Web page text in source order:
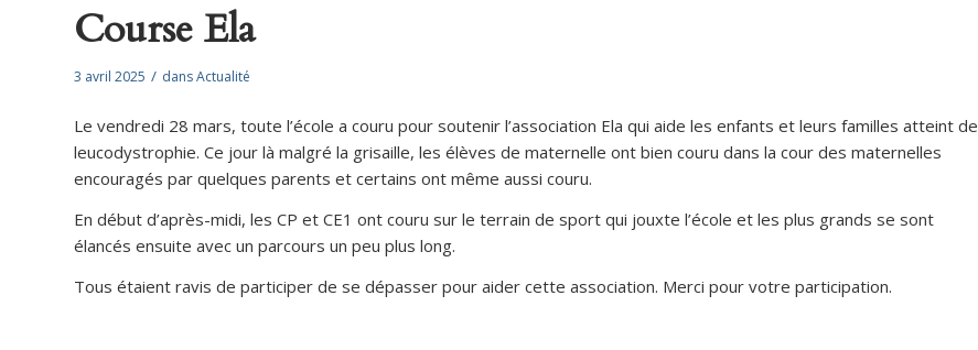
Course Ela
3 avril 2025 / dansActualité
Le vendredi 28 mars, toute l’école a couru pour soutenir l’association Ela qui aide les enfants et leurs familles atteint de
leucodystrophie. Ce jour là malgré la grisaille, les élèves de maternelle ont bien couru dans la cour des maternelles
encouragés par quelques parents et certains ont même aussi couru.
En début d’après-midi, les CP et CE1 ont couru sur le terrain de sport qui jouxte l’école et les plus grands se sont
élancés ensuite avec un parcours un peu plus long.
Tous étaient ravis de participer de se dépasser pour aider cette association. Merci pour votre participation.